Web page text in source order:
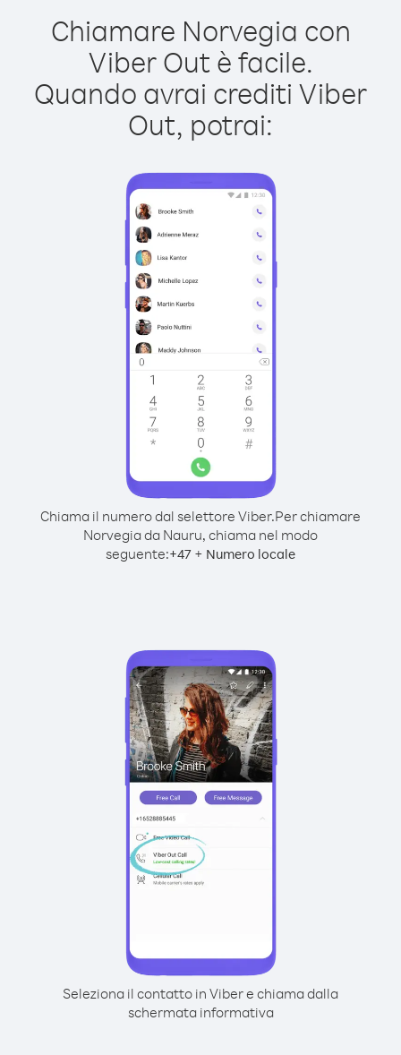
Chiamare Norvegia con
Viber Out è facile.
Quando avrai crediti Viber
Out, potrai:
Chiama il numero dal selettore Viber.Per chiamare
Norvegia da Nauru, chiama nel modo
seguente:+47 + Numero locale
Seleziona il contatto in Viber e chiama dalla
schermata informativa